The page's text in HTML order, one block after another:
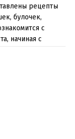
рецепты
булочек,
с
начиная с
у разных